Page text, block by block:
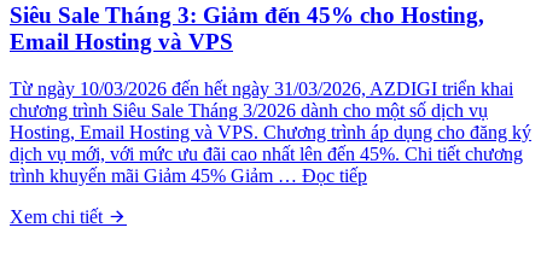
Siêu Sale Tháng 3: Giảm đến 45% cho Hosting,
Email Hosting và VPS
Từ ngày 10/03/2026 đến hết ngày 31/03/2026, AZDIGI triển khai
chương trình Siêu Sale Tháng 3/2026 dành cho một số dịch vụ
Hosting, Email Hosting và VPS. Chương trình áp dụng cho đăng ký
dịch vụ mới, với mức ưu đãi cao nhất lên đến 45%. Chi tiết chương
trình khuyến mãi Giảm 45% Giảm … Đọc tiếp
Xem chi tiết